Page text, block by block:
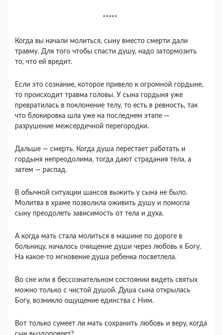
*****
Когда вы начали молиться, сыну вместо смерти дали
травму. Для того чтобы спасти душу, надо за­тормозить
то, что ей вредит.
Если это сознание, ко­торое привело к огромной гордыне,
то происходит травма головы. У сына гордыня уже
превратилась в поклонение телу, то есть в ревность, так
что блоки­ровка шла уже на последнем этапе —
разрушение межсердечной перегородки.
Дальше — смерть. Ко­гда душа перестает работать и
гордыня непреодоли­ма, тогда дают страдания тела, а
затем — распад.
В обычной ситуации шансов выжить у сына не было.
Молитва в храме позволила оживить душу и помогла
сыну преодолеть зависимость от тела и духа.
А когда мать стала молиться в машине по до­роге в
больницу, началось очищение души через лю­бовь к Богу.
На какое-то мгновение душа ребенка посветлела.
Во сне или в бессознательном состоянии видеть святых
можно только с чистой душой. Душа сына открылась
Богу, возникло ощущение единства с Ним.
Вот только сумеет ли мать сохранить любовь и веру, когда